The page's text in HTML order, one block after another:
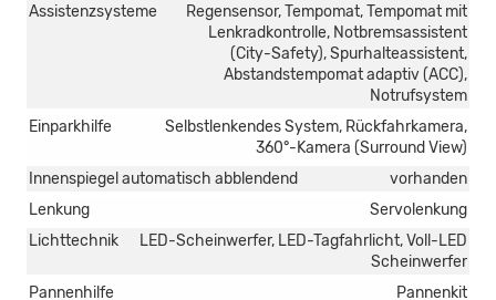
Assistenzsysteme
Regensensor, Tempomat, Tempomat mit
Lenkradkontrolle, Notbremsassistent
(City-Safety), Spurhalteassistent,
Abstandstempomat adaptiv (ACC),
Notrufsystem
Einparkhilfe
Selbstlenkendes System, Rückfahrkamera,
360°-Kamera (Surround View)
Innenspiegel automatisch abblendend
vorhanden
Lenkung
Servolenkung
Lichttechnik
LED-Scheinwerfer, LED-Tagfahrlicht, Voll-LED
Scheinwerfer
Pannenhilfe
Pannenkit